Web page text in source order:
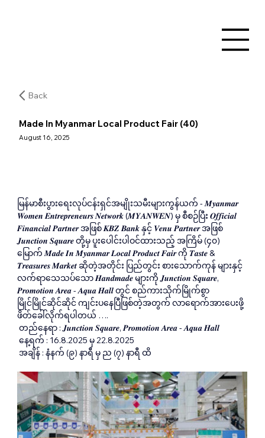
Back
Made In Myanmar Local Product Fair (40)
August 16, 2025
မြန်မာစီးပွားရေးလုပ်ငန်းရှင်အမျိုးသမီးများကွန်ယက် - 𝑴𝒚𝒂𝒏𝒎𝒂𝒓
𝑾𝒐𝒎𝒆𝒏 𝑬𝒏𝒕𝒓𝒆𝒑𝒓𝒆𝒏𝒆𝒖𝒓𝒔 𝑵𝒆𝒕𝒘𝒐𝒓𝒌 (𝑴𝒀𝑨𝑵𝑾𝑬𝑵) မှ စီစဉ်ပြီး 𝑶𝒇𝒇𝒊𝒄𝒊𝒂𝒍
𝑭𝒊𝒏𝒂𝒏𝒄𝒊𝒂𝒍 𝑷𝒂𝒓𝒕𝒏𝒆𝒓 အဖြစ် 𝑲𝑩𝒁 𝑩𝒂𝒏𝒌 နှင့် 𝑽𝒆𝒏𝒖 𝑷𝒂𝒓𝒕𝒏𝒆𝒓 အဖြစ်
𝑱𝒖𝒏𝒄𝒕𝒊𝒐𝒏 𝑺𝒒𝒖𝒂𝒓𝒆 တို့မှ ပူးပေါင်းပါဝင်ထားသည့် အကြိမ် (၄၀)
မြောက် 𝑴𝒂𝒅𝒆 𝑰𝒏 𝑴𝒚𝒂𝒏𝒎𝒂𝒓 𝑳𝒐𝒄𝒂𝒍 𝑷𝒓𝒐𝒅𝒖𝒄𝒕 𝑭𝒂𝒊𝒓 ကို 𝑻𝒂𝒔𝒕𝒆 &
𝑻𝒓𝒆𝒂𝒔𝒖𝒓𝒆𝒔 𝑴𝒂𝒓𝒌𝒆𝒕 ဆိုတဲ့အတိုင်း ပြည်တွင်း စားသောက်ကုန် များနှင့်
လက်ရာသေသပ်သော 𝑯𝒂𝒏𝒅𝒎𝒂𝒅𝒆 များကို 𝑱𝒖𝒏𝒄𝒕𝒊𝒐𝒏 𝑺𝒒𝒖𝒂𝒓𝒆,
𝑷𝒓𝒐𝒎𝒐𝒕𝒊𝒐𝒏 𝑨𝒓𝒆𝒂 - 𝑨𝒒𝒖𝒂 𝑯𝒂𝒍𝒍 တွင် စည်ကားသိုက်မြိုက်စွာ
မြိုင်မြိုင်ဆိုင်ဆိုင် ကျင်းပနေပြီဖြစ်တဲ့အတွက် လာရောက်အားပေးဖို့
ဖိတ်ခေါ်လိုက်ရပါတယ် ….
တည်နေရာ : 𝑱𝒖𝒏𝒄𝒕𝒊𝒐𝒏 𝑺𝒒𝒖𝒂𝒓𝒆, 𝑷𝒓𝒐𝒎𝒐𝒕𝒊𝒐𝒏 𝑨𝒓𝒆𝒂 - 𝑨𝒒𝒖𝒂 𝑯𝒂𝒍𝒍
နေ့ရက် : 16.8.2025 မှ 22.8.2025
အချိန် : နံနက် (၉) နာရီ မှ ည (၇) နာရီ ထိ